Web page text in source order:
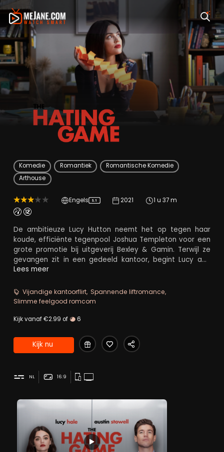
The Hating Game
Komedie Romantiek
Romantische Komedie
Arthouse
Engels 5.1 2021 1 u 37 m
De ambitieuze Lucy Hutton neemt het op tegen haar
koude, efficiënte tegenpool Joshua Templeton voor een
grote promotie bij uitgeverij Bexley & Gamin. Terwijl ze
gevangen zit in een gedeeld kantoor, begint Lucy aan
een meedogenloos spel van een-op-een tegen Josh,
toenemende aantrekkingskracht tot hem nadat een
onschuldig liftritje NSFW wordt. Is het liefde of gewoon
Lees meer
Vijandige kantoorflirt Spannende liftromance
Slimme feelgood romcom
Kijk vanaf €2.99 of 6
Kijk nu
NL 16:9